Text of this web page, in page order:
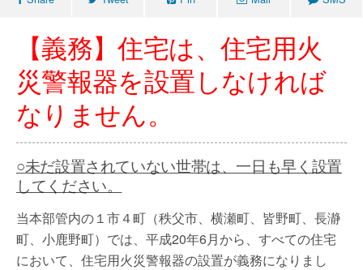
【義務】住宅は、住宅用火
災警報器を設置しなければ
なりません。
○未だ設置されていない世帯は、一日も早く設置
してください。
当本部管内の１市４町（秩父市、横瀬町、皆野町、長瀞
町、小鹿野町）では、平成20年6月から、すべての住宅
において、住宅用火災警報器の設置が義務になりまし